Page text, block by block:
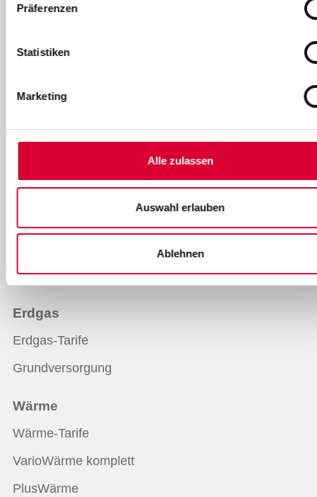
Präferenzen
Statistiken
Marketing
Alle zulassen
Auswahl erlauben
Ablehnen
Strommix
Anmeldung der Versorgung - Volksfest
Erdgas
Erdgas-Tarife
Grundversorgung
Wärme
Wärme-Tarife
VarioWärme komplett
PlusWärme